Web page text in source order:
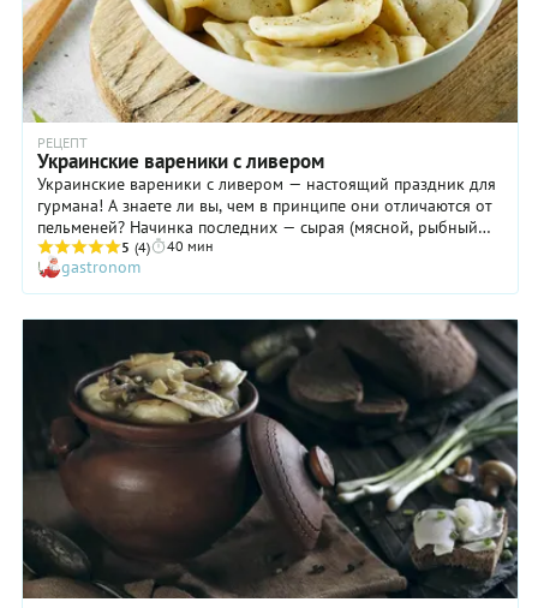
РЕЦЕПТ
Украинские вареники с ливером
Украинские вареники с ливером — настоящий праздник для
гурмана! А знаете ли вы, чем в принципе они отличаются от
пельменей? Начинка последних — сырая (мясной, рыбный
или куриный фарш). С варениками же дело обстоит по-
другому! Если речь идет о мясной начинке, то она всегда
проходит термическую обработку. Так происходит и в
нашем рецепте. Ливер (легкое и сердце) сначала варят до
готовности, потом измельчают и соединяют с грибами,
обжаренными с луком. Тесто вареников — самое обычное,
пресное на воде. Приготовления этого блюда, конечно,
займет немало времени, но ваши старания точно не пройдут
даром!
5 (4) 40 мин
gastronom